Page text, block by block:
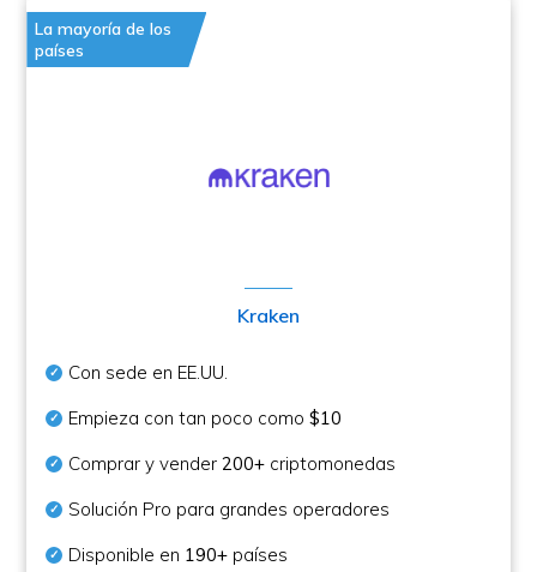
La mayoría de los
países
Kraken
Con sede en EE.UU.
Empieza con tan poco como$10
Comprar y vender200+ criptomonedas
Solución Pro para grandes operadores
Disponible en 190+ países